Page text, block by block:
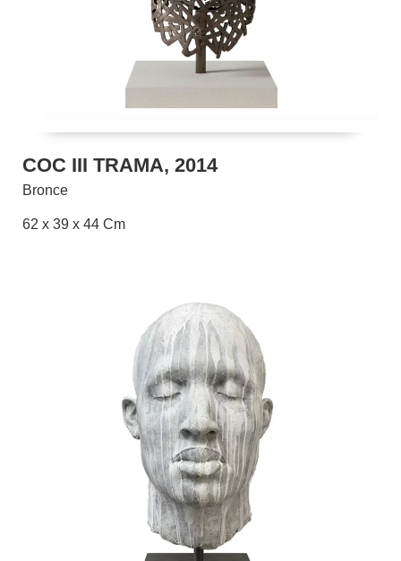
COC III TRAMA, 2014
Bronce
62 x 39 x 44 Cm